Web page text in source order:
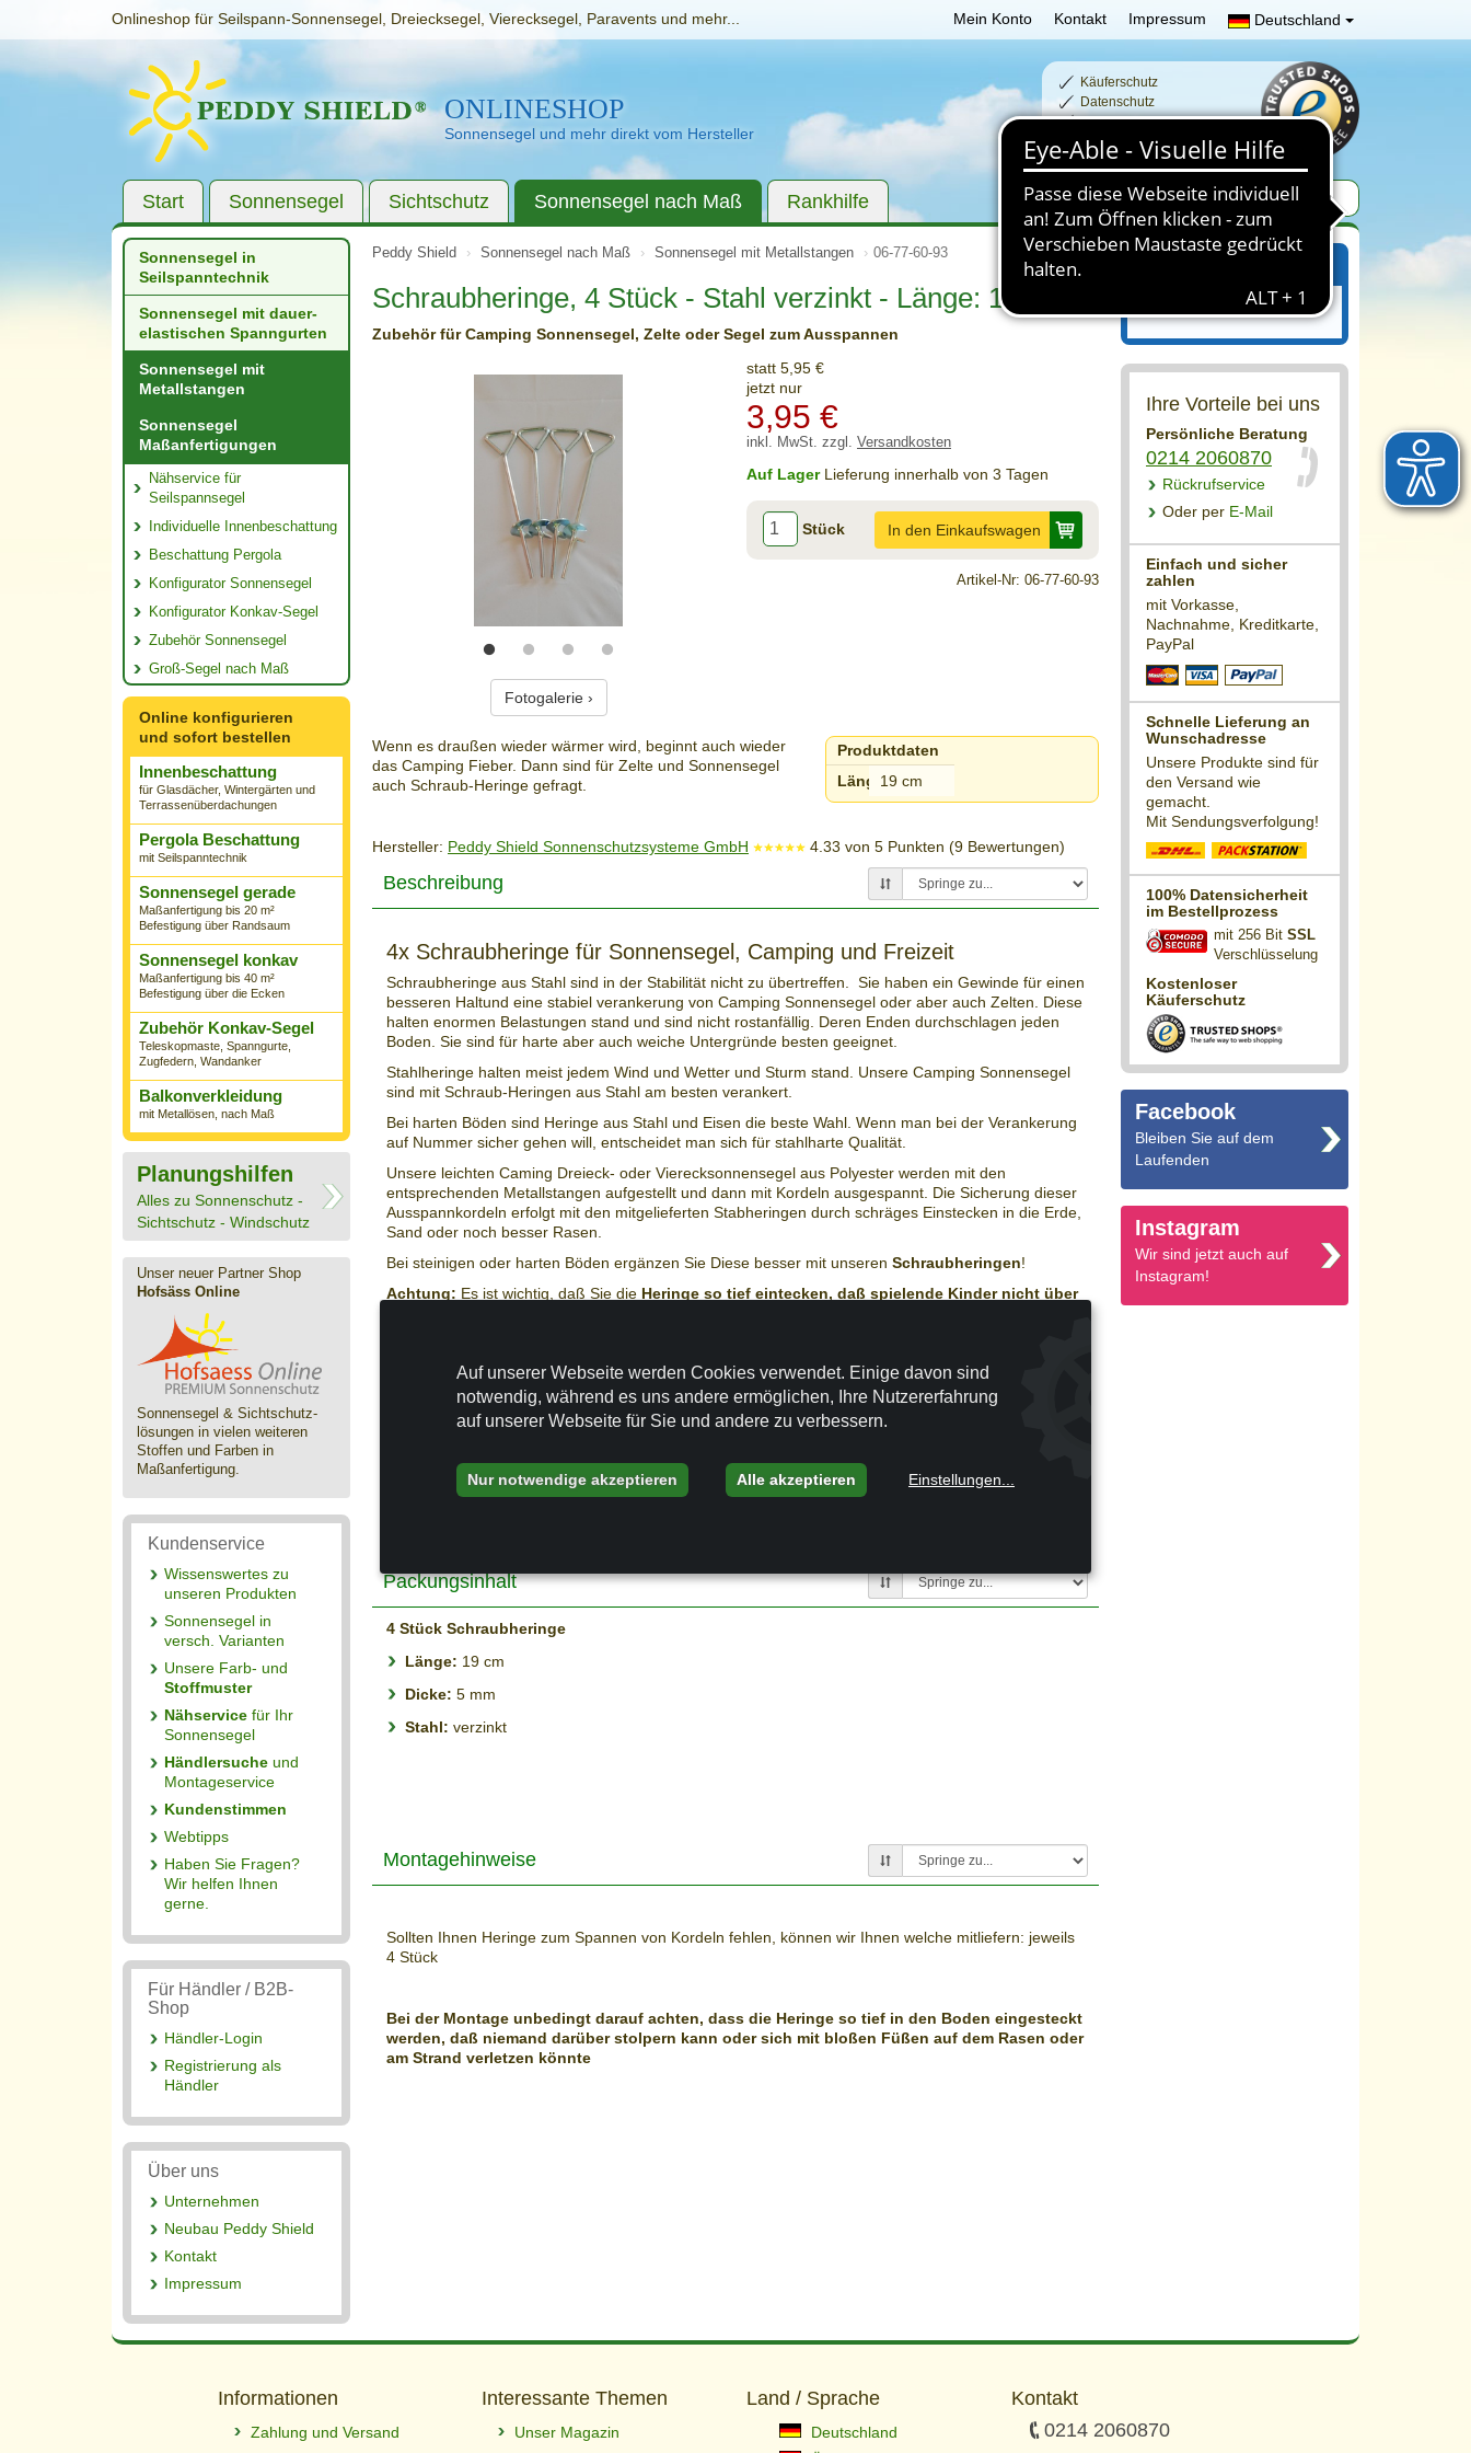
Onlineshop für Seilspann-Sonnensegel, Dreiecksegel, Vierecksegel, Paravents und mehr... Mein Konto Kontakt Impressum Deutschland
ONLINESHOP
Sonnensegel und mehr direkt vom Hersteller
Käuferschutz
Datenschutz
Schnelle Lieferzeiten
Sichere Zahlung
Start Sonnensegel Sichtschutz Sonnensegel nach Maß Rankhilfe
Peddy Shield Sonnensegel nach Maß Sonnensegel mit Metallstangen 06-77-60-93
Schraubheringe, 4 Stück - Stahl verzinkt - Länge: 19 cm
Zubehör für Camping Sonnensegel, Zelte oder Segel zum Ausspannen
Fotogalerie ›
statt 5,95 €
jetzt nur
3,95 €
inkl. MwSt. zzgl. Versandkosten
Auf LagerLieferung innerhalb von 3 Tagen
Stück In den Einkaufswagen
Artikel-Nr: 06-77-60-93
Produktdaten
Länge:19 cm
Wenn es draußen wieder wärmer wird, beginnt auch wieder
das Camping Fieber. Dann sind für Zelte und Sonnensegel
auch Schraub-Heringe gefragt.
Hersteller: Peddy Shield Sonnenschutzsysteme GmbH 4.33 von 5 Punkten (9 Bewertungen)
Beschreibung
4x Schraubheringe für Sonnensegel, Camping und Freizeit
Schraubheringe aus Stahl sind in der Stabilität nicht zu übertreffen. Sie haben ein Gewinde für einen
besseren Haltund eine stabiel verankerung von Camping Sonnensegel oder aber auch Zelten. Diese
halten enormen Belastungen stand und sind nicht rostanfällig. Deren Enden durchschlagen jeden
Boden. Sie sind für harte aber auch weiche Untergründe besten geeignet.
Stahlheringe halten meist jedem Wind und Wetter und Sturm stand. Unsere Camping Sonnensegel
sind mit Schraub-Heringen aus Stahl am besten verankert.
Bei harten Böden sind Heringe aus Stahl und Eisen die beste Wahl. Wenn man bei der Verankerung
auf Nummer sicher gehen will, entscheidet man sich für stahlharte Qualität.
Unsere leichten Caming Dreieck- oder Vierecksonnensegel aus Polyester werden mit den
entsprechenden Metallstangen aufgestellt und dann mit Kordeln ausgespannt. Die Sicherung dieser
Ausspannkordeln erfolgt mit den mitgelieferten Stabheringen durch schräges Einstecken in die Erde,
Sand oder noch besser Rasen.
Bei steinigen oder harten Böden ergänzen Sie Diese besser mit unseren Schraubheringen!
Achtung: Es ist wichtig, daß Sie die Heringe so tief eintecken, daß spielende Kinder nicht über
empfehlen.
Leichte Montagestange 2,5 m Sonnensegel konkav- für ein nur temporären Nutzung kleiner
und mittelgroßer Sonnensegel konkav.
Mittelschwere Montagestange 2,7 m Sonnensegel konkav - für eine längerdauernde Nutzung
c) Schwere Montagestange Sonnensegel konkav aus der Kombination von
Sonnensegel konkavundSchraub-Erdanker Sonnensegel konkav.
Packungsinhalt
4 Stück Schraubheringe
Länge: 19 cm
Dicke: 5 mm
Stahl: verzinkt
Montagehinweise
Sollten Ihnen Heringe zum Spannen von Kordeln fehlen, können wir Ihnen welche mitliefern: jeweils
4 Stück
Bei der Montage unbedingt darauf achten, dass die Heringe so tief in den Boden eingesteckt
werden, daß niemand darüber stolpern kann oder sich mit bloßen Füßen auf dem Rasen oder
am Strand verletzen könnte
Ihr Einkaufswagen ist leer.
Ihre Vorteile bei uns
Persönliche Beratung
0214 2060870
Rückrufservice
Oder per E-Mail
Einfach und sicher
zahlen
mit Vorkasse,
Nachnahme, Kreditkarte,
PayPal
Schnelle Lieferung an
Wunschadresse
Unsere Produkte sind für
den Versand wie
gemacht.
Mit Sendungsverfolgung!
100% Datensicherheit
im Bestellprozess
mit 256 Bit SSL
Verschlüsselung
Kostenloser
Käuferschutz
Facebook
Bleiben Sie auf dem
Laufenden
Instagram
Wir sind jetzt auch auf
Instagram!
Sonnensegel in
Seilspanntechnik
Sonnensegel mit dauer­
elastischen Spanngurten
Sonnensegel mit
Metallstangen
Sonnensegel
Maßanfertigungen
Nähservice für
Seilspannsegel
Individuelle Innenbeschattung
Beschattung Pergola
Konfigurator Sonnensegel
Konfigurator Konkav-Segel
Zubehör Sonnensegel
Groß-Segel nach Maß
Online konfigurieren
und sofort bestellen
Innenbeschattung
für Glasdächer, Wintergärten und
Terrassenüberdachungen
Pergola Beschattung
mit Seilspanntechnik
Sonnensegel gerade
Maßanfertigung bis 20 m²
Befestigung über Randsaum
Sonnensegel konkav
Maßanfertigung bis 40 m²
Befestigung über die Ecken
Zubehör Konkav-Segel
Teleskopmaste, Spanngurte,
Zugfedern, Wandanker
Balkonverkleidung
mit Metallösen, nach Maß
Planungshilfen
Alles zu Sonnenschutz -
Sichtschutz - Windschutz
Unser neuer Partner Shop
Hofsäss Online
Sonnensegel & Sichtschutz­
lösungen in vielen weiteren
Stoffen und Farben in
Maßanfertigung.
Kundenservice
Wissenswertes zu
unseren Produkten
Sonnensegel in
versch. Varianten
Unsere Farb- und
Stoffmuster
Nähservice für Ihr
Sonnensegel
Händlersuche und
Montageservice
Kundenstimmen
Webtipps
Haben Sie Fragen?
Wir helfen Ihnen
gerne.
Für Händler / B2B-
Shop
Händler-Login
Registrierung als
Händler
Über uns
Unternehmen
Neubau Peddy Shield
Kontakt
Impressum
Informationen
Zahlung und Versand
Interessante Themen
Unser Magazin
Land / Sprache
Deutschland
Kontakt
0214 2060870
Auf unserer Webseite werden Cookies verwendet. Einige davon sind
notwendig, während es uns andere ermöglichen, Ihre Nutzererfahrung
auf unserer Webseite für Sie und andere zu verbessern.
Nur notwendige akzeptieren Alle akzeptieren Einstellungen